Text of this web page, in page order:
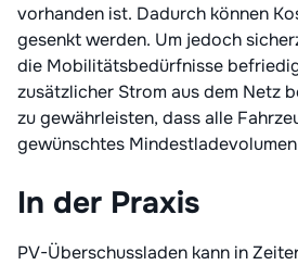
vorhanden ist. Dadurch können
gesenkt werden. Um jedoch
die Mobilitätsbedürfnisse
zusätzlicher Strom aus dem Netz
zu gewährleisten, dass alle
gewünschtes
In der Praxis
PV-Überschussladen kann in